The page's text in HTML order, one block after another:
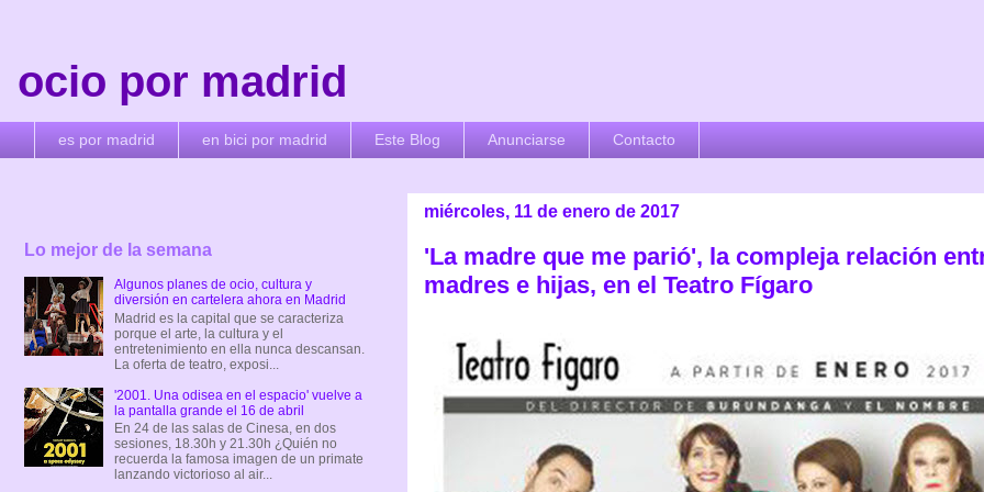
ocio por madrid
es por madrid en bici por madrid Este Blog Anunciarse Contacto
miércoles, 11 de enero de 2017
'La madre que me parió', la compleja relación
madres e hijas, en el Teatro Fígaro
Lo mejor de la semana
Algunos planes de ocio, cultura y
diversión en cartelera ahora en Madrid
Madrid es la capital que se caracteriza
porque el arte, la cultura y el
entretenimiento en ella nunca descansan.
La oferta de teatro, exposi...
'2001. Una odisea en el espacio' vuelve a
la pantalla grande el 16 de abril
En 24 de las salas de Cinesa, en dos
sesiones, 18.30h y 21.30h ¿Quién no
recuerda la famosa imagen de un primate
lanzando victorioso al air...